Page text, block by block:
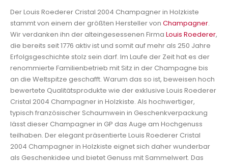
Der Louis Roederer Cristal 2004 Champagner in Holzkiste
stammt von einem der größten Hersteller von Champagner.
Wir verdanken ihn der alteingesessenen Firma Louis Roederer,
die bereits seit 1776 aktiv ist und somit auf mehr als 250 Jahre
Erfolgsgeschichte stolz sein darf. Im Laufe der Zeit hat es der
renommierte Familienbetrieb mit Sitz in der Champagne bis
an die Weltspitze geschafft. Warum das so ist, beweisen hoch
bewertete Qualitätsprodukte wie der exklusive Louis Roederer
Cristal 2004 Champagner in Holzkiste. Als hochwertiger,
typisch französischer Schaumwein in Geschenkverpackung
lässt dieser Champagner in GP das Auge am Hochgenuss
teilhaben. Der elegant präsentierte Louis Roederer Cristal
2004 Champagner in Holzkiste eignet sich daher wunderbar
als Geschenkidee und bietet Genuss mit Sammelwert. Das